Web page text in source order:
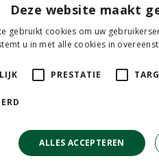
Deze website maakt
gebruikt cookies om uw
u in met alle cookies in
PRESTATIE
ALLES ACCEPTEREN